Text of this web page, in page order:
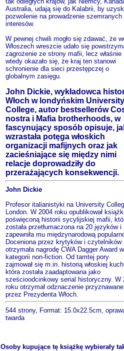
Australia, udają się do Kalabrii, by
pozwolenie na prowadzenie szemranych
interesów.
W pewnej chwili mogło się zdawać, że
Włoszech wreszcie udało się
zagrożenie ze strony mafii, lecz właśnie
wtedy okazało się, że kraj ten stanowi
schronienie dla sieci przestępczej o
globalnym zasięgu.
John Dickie, wykładowca
Włoch w londyńskim University
College, autor bestsellerów
nostra i Mafia brotherhoods, w
fascynujący sposób opisuje,
wzrastała potęga włoskich
organizacji mafijnych oraz jak
zacieśniające się między nimi
relacje doprowadziły do
przerażających konsekwencji.
John Dickie
Profesor italianistyki na University
London. W 2004 roku opublikował
poświęconą historii sycylijskiej mafii,
została przetłumaczona na 20 języków i
zapewniła mu międzynarodową
Doceniona przez krytyków i czytelników
otrzymała nagrodę CWA Dagger Award w
kategorii non-fiction. Od tamtej pory
zajmował się m.in. historią włoskiej
która została zaadaptowana jako
sześcioodcinkowy serial historyczny. W
roku otrzymał odznaczenie przyznawane
przez Prezydenta Włoch.
544 strony, Format: 15.0x22.5cm,
twarda
Osoby kupujące tę książkę wybierały